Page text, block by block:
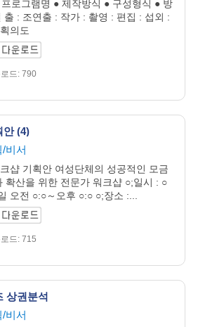
로그램명 ● 제작방식 ● 구성형식 ● 방
출 : 조연출 : 작가 : 촬영 : 편집 : 섭외 :
의도
드: 790
안 (4)
/비서
샵 기획안 여성단체의 성공적인 모금
확산을 위한 전문가 워크샵 ○;일시 : ○
오전 ○:○～오후 ○:○ ○;장소 :...
드: 715
상권분석
/비서